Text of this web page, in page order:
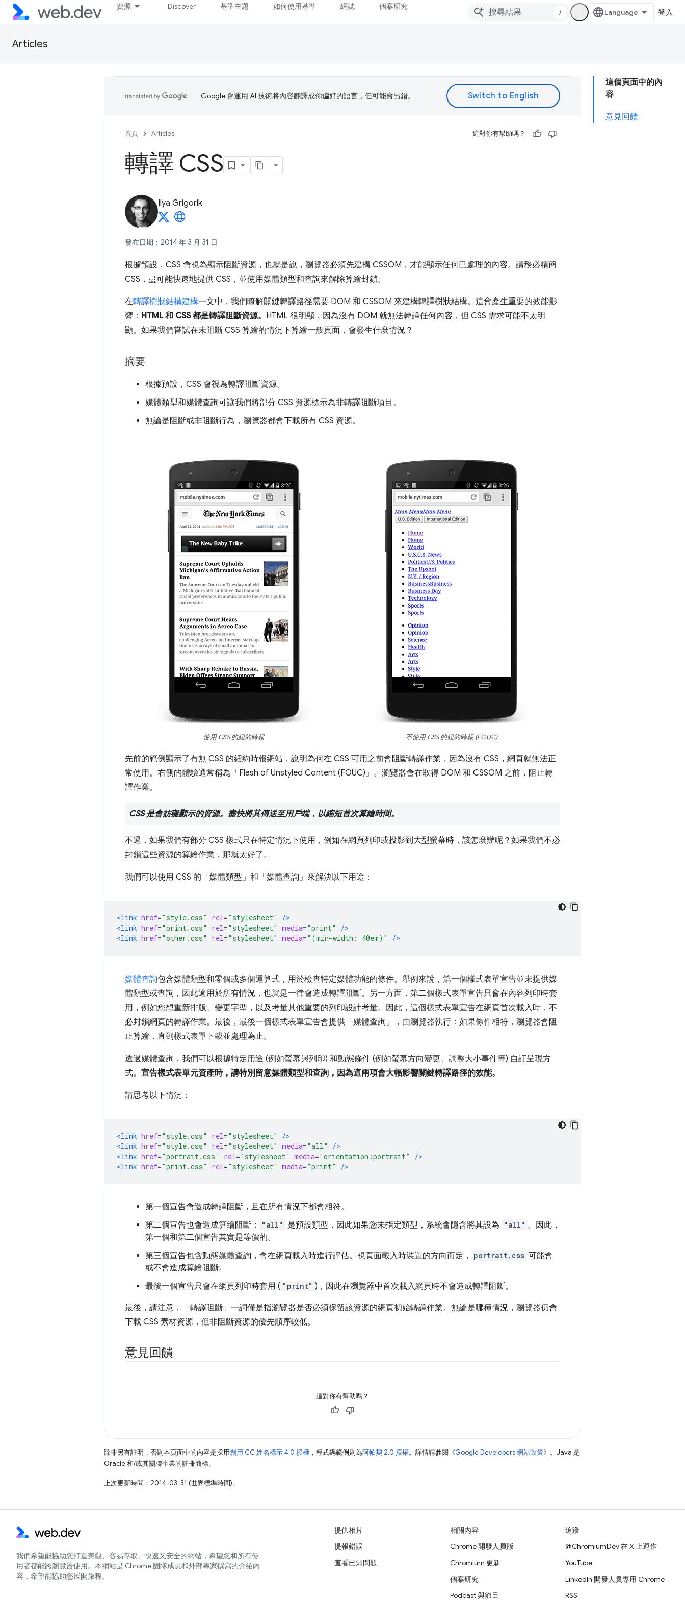
資源 Discover 基準主題 如何使用基準 網誌 個案研究
/ 登入
Articles
這個頁面中的內
容
意見回饋
Google 會運用 AI 技術將內容翻譯成你偏好的語言，但可能會出錯。
首頁 Articles 這對你有幫助嗎？
轉譯 CSS
Ilya Grigorik
發布日期：2014 年 3 月 31 日
根據預設，CSS 會視為顯示阻斷資源，也就是說，瀏覽器必須先建構 CSSOM，才能顯示任何已處理的內容。請務必精簡
CSS，盡可能快速地提供 CSS，並使用媒體類型和查詢來解除算繪封鎖。
在轉譯樹狀結構建構一文中，我們瞭解關鍵轉譯路徑需要 DOM 和 CSSOM 來建構轉譯樹狀結構。這會產生重要的效能影
響： HTML 和 CSS 都是轉譯阻斷資源。 HTML 很明顯，因為沒有 DOM 就無法轉譯任何內容，但 CSS 需求可能不太明
顯。如果我們嘗試在未阻斷 CSS 算繪的情況下算繪一般頁面，會發生什麼情況？
摘要
根據預設，CSS 會視為轉譯阻斷資源。
媒體類型和媒體查詢可讓我們將部分 CSS 資源標示為非轉譯阻斷項目。
無論是阻斷或非阻斷行為，瀏覽器都會下載所有 CSS 資源。
使用 CSS 的紐約時報 不使用 CSS 的紐約時報 (FOUC)
先前的範例顯示了有無 CSS 的紐約時報網站，說明為何在 CSS 可用之前會阻斷轉譯作業，因為沒有 CSS，網頁就無法正
常使用。右側的體驗通常稱為「Flash of Unstyled Content (FOUC)」 。瀏覽器會在取得 DOM 和 CSSOM 之前，阻止轉
譯作業。
CSS 是會妨礙顯示的資源。盡快將其傳送至用戶端，以縮短首次算繪時間。
不過，如果我們有部分 CSS 樣式只在特定情況下使用，例如在網頁列印或投影到大型螢幕時，該怎麼辦呢？如果我們不必
封鎖這些資源的算繪作業，那就太好了。
我們可以使用 CSS 的「媒體類型」和「媒體查詢」來解決以下用途：
<link href="style.css" rel="stylesheet"
/>
<link href="print.css" rel="stylesheet" media="print"
/>
<link href="other.css" rel="stylesheet" media="(min-width: 40em)" />
媒體查詢包含媒體類型和零個或多個運算式，用於檢查特定媒體功能的條件。舉例來說，第一個樣式表單宣告並未提供媒
體類型或查詢，因此適用於所有情況，也就是一律會造成轉譯阻斷。另一方面，第二個樣式表單宣告只會在內容列印時套
用，例如您想重新排版、變更字型，以及考量其他重要的列印設計考量。因此，這個樣式表單宣告在網頁首次載入時，不
必封鎖網頁的轉譯作業。最後，最後一個樣式表單宣告會提供「媒體查詢」，由瀏覽器執行：如果條件相符，瀏覽器會阻
止算繪，直到樣式表單下載並處理為止。
透過媒體查詢，我們可以根據特定用途 (例如螢幕與列印) 和動態條件 (例如螢幕方向變更、調整大小事件等) 自訂呈現方
式。 宣告樣式表單元資產時，請特別留意媒體類型和查詢，因為這兩項會大幅影響關鍵轉譯路徑的效能。
請思考以下情況：
<link href="style.css" rel="stylesheet"
/>
<link href="style.css" rel="stylesheet" media="all"
/>
<link href="portrait.css" rel="stylesheet" media="orientation:portrait"
/>
<link href="print.css" rel="stylesheet" media="print" />
第一個宣告會造成轉譯阻斷，且在所有情況下都會相符。
第二個宣告也會造成算繪阻斷：
"all" 是預設類型，因此如果您未指定類型，系統會隱含將其設為 "all" 。因此，
第一個和第二個宣告其實是等價的。
第三個宣告包含動態媒體查詢，會在網頁載入時進行評估。視頁面載入時裝置的方向而定，
portrait.css 可能會
或不會造成算繪阻斷。
最後一個宣告只會在網頁列印時套用 ( "print" )，因此在瀏覽器中首次載入網頁時不會造成轉譯阻斷。
最後，請注意，「轉譯阻斷」一詞僅是指瀏覽器是否必須保留該資源的網頁初始轉譯作業。無論是哪種情況，瀏覽器仍會
下載 CSS 素材資源，但非阻斷資源的優先順序較低。
意見回饋
這對你有幫助嗎？
除非另有註明，否則本頁面中的內容是採用創用 CC 姓名標示 4.0 授權 ，程式碼範例則為阿帕契 2.0 授權。詳情請參閱《Google Developers 網站政策》。Java 是
Oracle 和/或其關聯企業的註冊商標。
上次更新時間：2014-03-31 (世界標準時間)。
我們希望能協助您打造美觀、容易存取、快速又安全的網站，希望您和所有使
用者都能跨瀏覽器使用。本網站是 Chrome 團隊成員和外部專家撰寫的介紹內
容，希望能協助您展開旅程。
提供相片
提報錯誤
查看已知問題
相關內容
Chrome 開發人員版
Chromium 更新
個案研究
Podcast 與節目
追蹤
@ChromiumDev 在 X 上運作
YouTube
LinkedIn 開發人員專用 Chrome
RSS